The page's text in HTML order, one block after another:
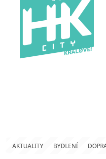
AKTUALITY BYDLENÍ